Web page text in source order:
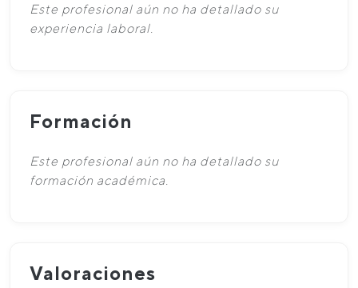
Este profesional aún no ha detallado su
experiencia laboral.
Formación
Este profesional aún no ha detallado su
formación académica.
Valoraciones